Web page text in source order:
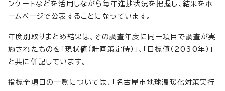
ンケートなどを活用しながら毎年進捗状況を把握し、結果をホ
ームページで公表することになっています。
年度別取りまとめ結果は、その調査年度に同一項目で調査が実
施されたものを「現状値（計画策定時）」、「目標値（2030年）」
と共に併記しています。
指標全項目の一覧については、「名古屋市地球温暖化対策実行